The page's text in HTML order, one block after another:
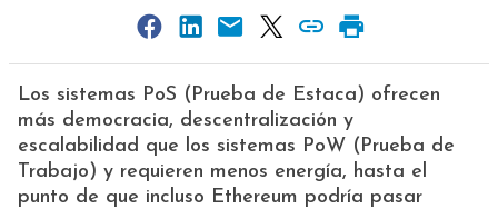
Los sistemas PoS (Prueba de Estaca) ofrecen
más democracia, descentralización y
escalabilidad que los sistemas PoW (Prueba de
Trabajo) y requieren menos energía, hasta el
punto de que incluso Ethereum podría pasar